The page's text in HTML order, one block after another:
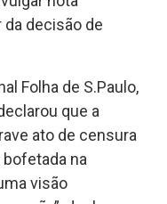
da decisão de
Folha de S.Paulo,
que a
ato de censura
bofetada na
visão